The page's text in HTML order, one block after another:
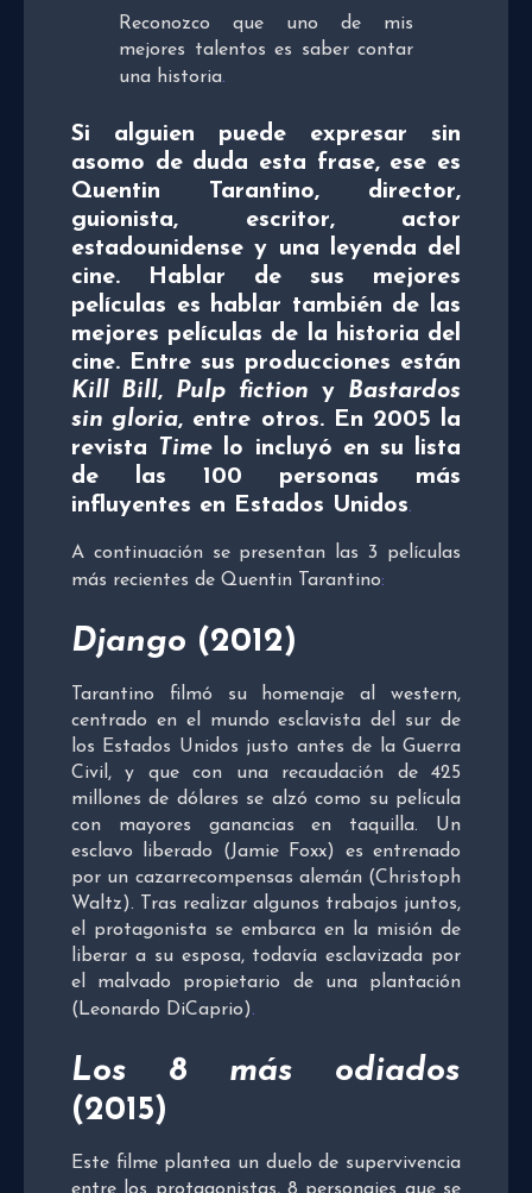
Reconozco que uno de mis
mejores talentos es saber contar
una historia.
Si alguien puede expresar sin
asomo de duda esta frase, ese es
Quentin Tarantino, director,
guionista, escritor, actor
estadounidense y una leyenda del
cine. Hablar de sus mejores
películas es hablar también de las
mejores películas de la historia del
cine. Entre sus producciones están
Kill Bill, Pulp fiction y Bastardos
sin gloria, entre otros. En 2005 la
revista
Time lo incluyó en su lista
de las 100 personas más
influyentes en Estados Unidos.
A continuación se presentan las 3 películas
más recientes de Quentin Tarantino:
Django (2012)
Tarantino filmó su homenaje al western,
centrado en el mundo esclavista del sur de
los Estados Unidos justo antes de la Guerra
Civil, y que con una recaudación de 425
millones de dólares se alzó como su película
con mayores ganancias en taquilla. Un
esclavo liberado (Jamie Foxx) es entrenado
por un cazarrecompensas alemán (Christoph
Waltz). Tras realizar algunos trabajos juntos,
el protagonista se embarca en la misión de
liberar a su esposa, todavía esclavizada por
el malvado propietario de una plantación
(Leonardo DiCaprio).
Los 8 más odiados
(2015)
Este filme plantea un duelo de supervivencia